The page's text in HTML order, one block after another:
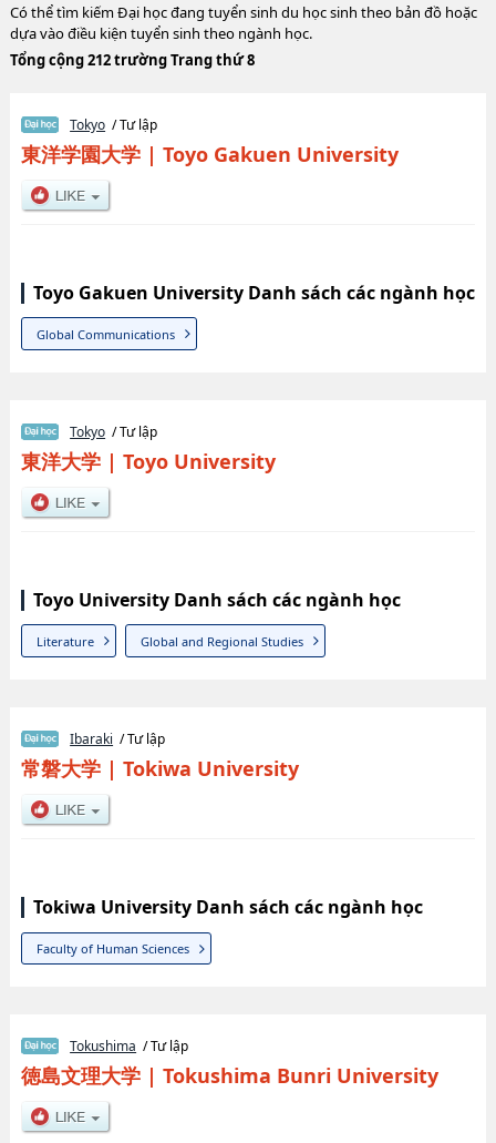
Có thể tìm kiếm Đại học đang tuyển sinh du học sinh theo bản đồ hoặc
dựa vào điều kiện tuyển sinh theo ngành học.
Tổng cộng 212 trường Trang thứ 8
Tokyo / Tư lập
東洋学園大学| Toyo Gakuen University
Toyo Gakuen University Danh sách các ngành học
Global Communications
Tokyo / Tư lập
東洋大学| Toyo University
Toyo University Danh sách các ngành học
Literature Global and Regional Studies
Ibaraki / Tư lập
常磐大学| Tokiwa University
Tokiwa University Danh sách các ngành học
Faculty of Human Sciences
Tokushima / Tư lập
徳島文理大学| Tokushima Bunri University